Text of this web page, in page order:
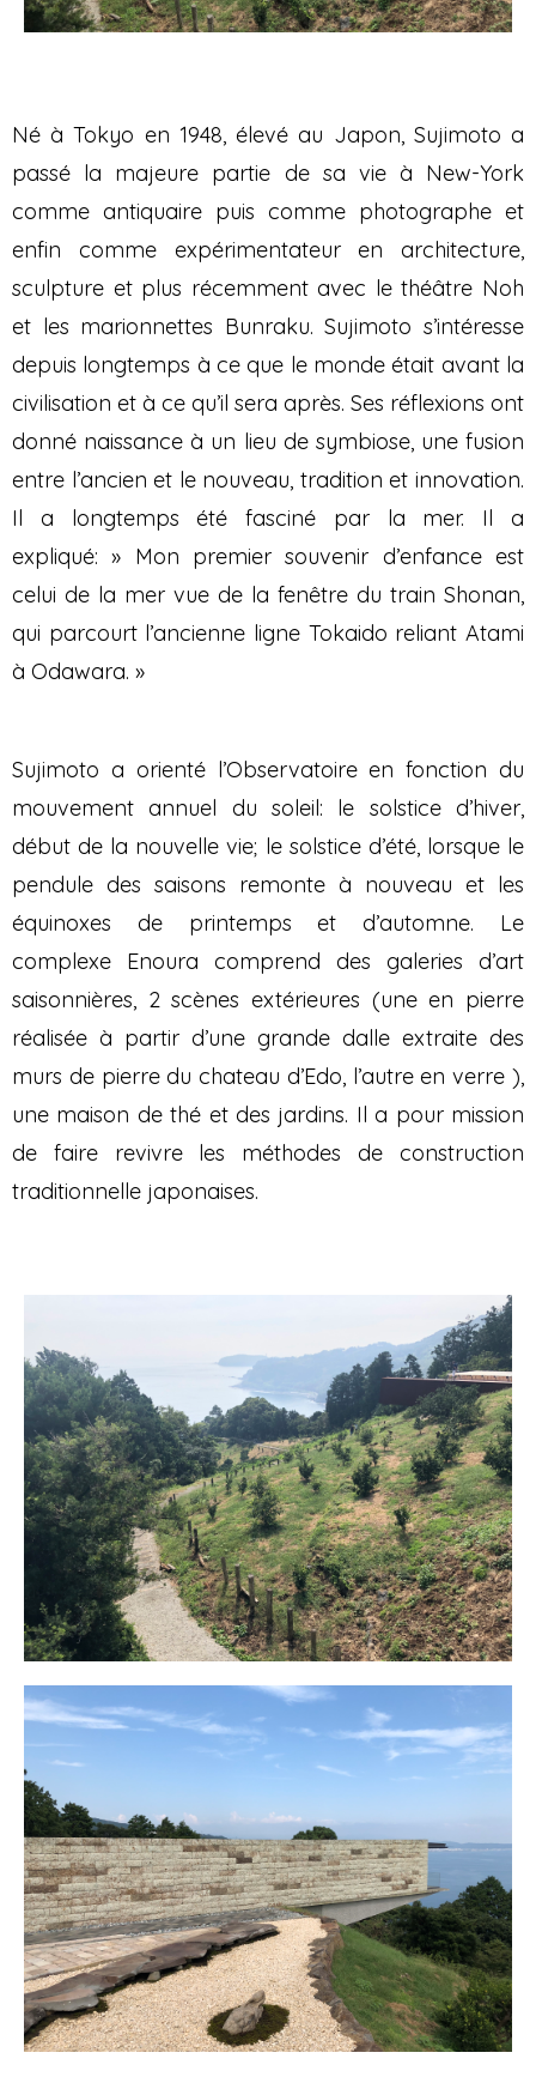
Né à Tokyo en 1948, élevé au Japon, Sujimoto a
passé la majeure partie de sa vie à New-York
comme antiquaire puis comme photographe et
enfin comme expérimentateur en architecture,
sculpture et plus récemment avec le théâtre Noh
et les marionnettes Bunraku. Sujimoto s’intéresse
depuis longtemps à ce que le monde était avant la
civilisation et à ce qu’il sera après. Ses réflexions ont
donné naissance à un lieu de symbiose, une fusion
entre l’ancien et le nouveau, tradition et innovation.
Il a longtemps été fasciné par la mer. Il a
expliqué: » Mon premier souvenir d’enfance est
celui de la mer vue de la fenêtre du train Shonan,
qui parcourt l’ancienne ligne Tokaido reliant Atami
à Odawara. »
Sujimoto a orienté l’Observatoire en fonction du
mouvement annuel du soleil: le solstice d’hiver,
début de la nouvelle vie; le solstice d’été, lorsque le
pendule des saisons remonte à nouveau et les
équinoxes de printemps et d’automne. Le
complexe Enoura comprend des galeries d’art
saisonnières, 2 scènes extérieures (une en pierre
réalisée à partir d’une grande dalle extraite des
murs de pierre du chateau d’Edo, l’autre en verre ),
une maison de thé et des jardins. Il a pour mission
de faire revivre les méthodes de construction
traditionnelle japonaises.